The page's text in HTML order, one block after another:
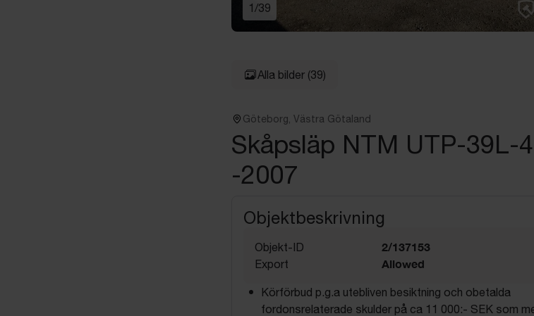
1 /39
Alla bilder (39)
Göteborg, Västra Götaland
Skåpsläp NTM UTP-39L-4
-2007
Objektbeskrivning
Objekt-ID 2/137153
Export Allowed
Körförbud p.g.a utebliven besiktning och obetalda
fordonsrelaterade skulder på ca 11 000:- SEK som